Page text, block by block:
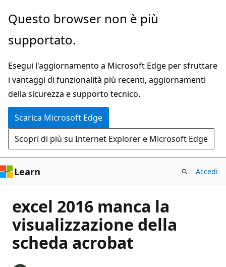
Ignora
passa
contenuto
principale
Questo browser non è più
supportato.
Esegui l'aggiornamento a Microsoft Edge per sfruttare
i vantaggi di funzionalità più recenti, aggiornamenti
della sicurezza e supporto tecnico.
Scarica Microsoft Edge
Scopri di più su Internet Explorer e Microsoft Edge
Learn Accedi
excel 2016 manca la
visualizzazione della
scheda acrobat